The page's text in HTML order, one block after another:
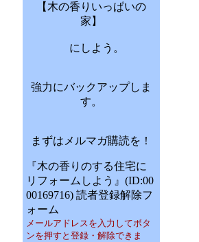
【木の香りいっぱいの
家】
にしよう。
強力にバックアップしま
す。
まずはメルマガ購読を！
『木の香りのする住宅に
リフォームしよう』(ID:00
00169716) 読者登録解除フ
ォーム
メールアドレスを入力してボタ
ンを押すと登録・解除できま